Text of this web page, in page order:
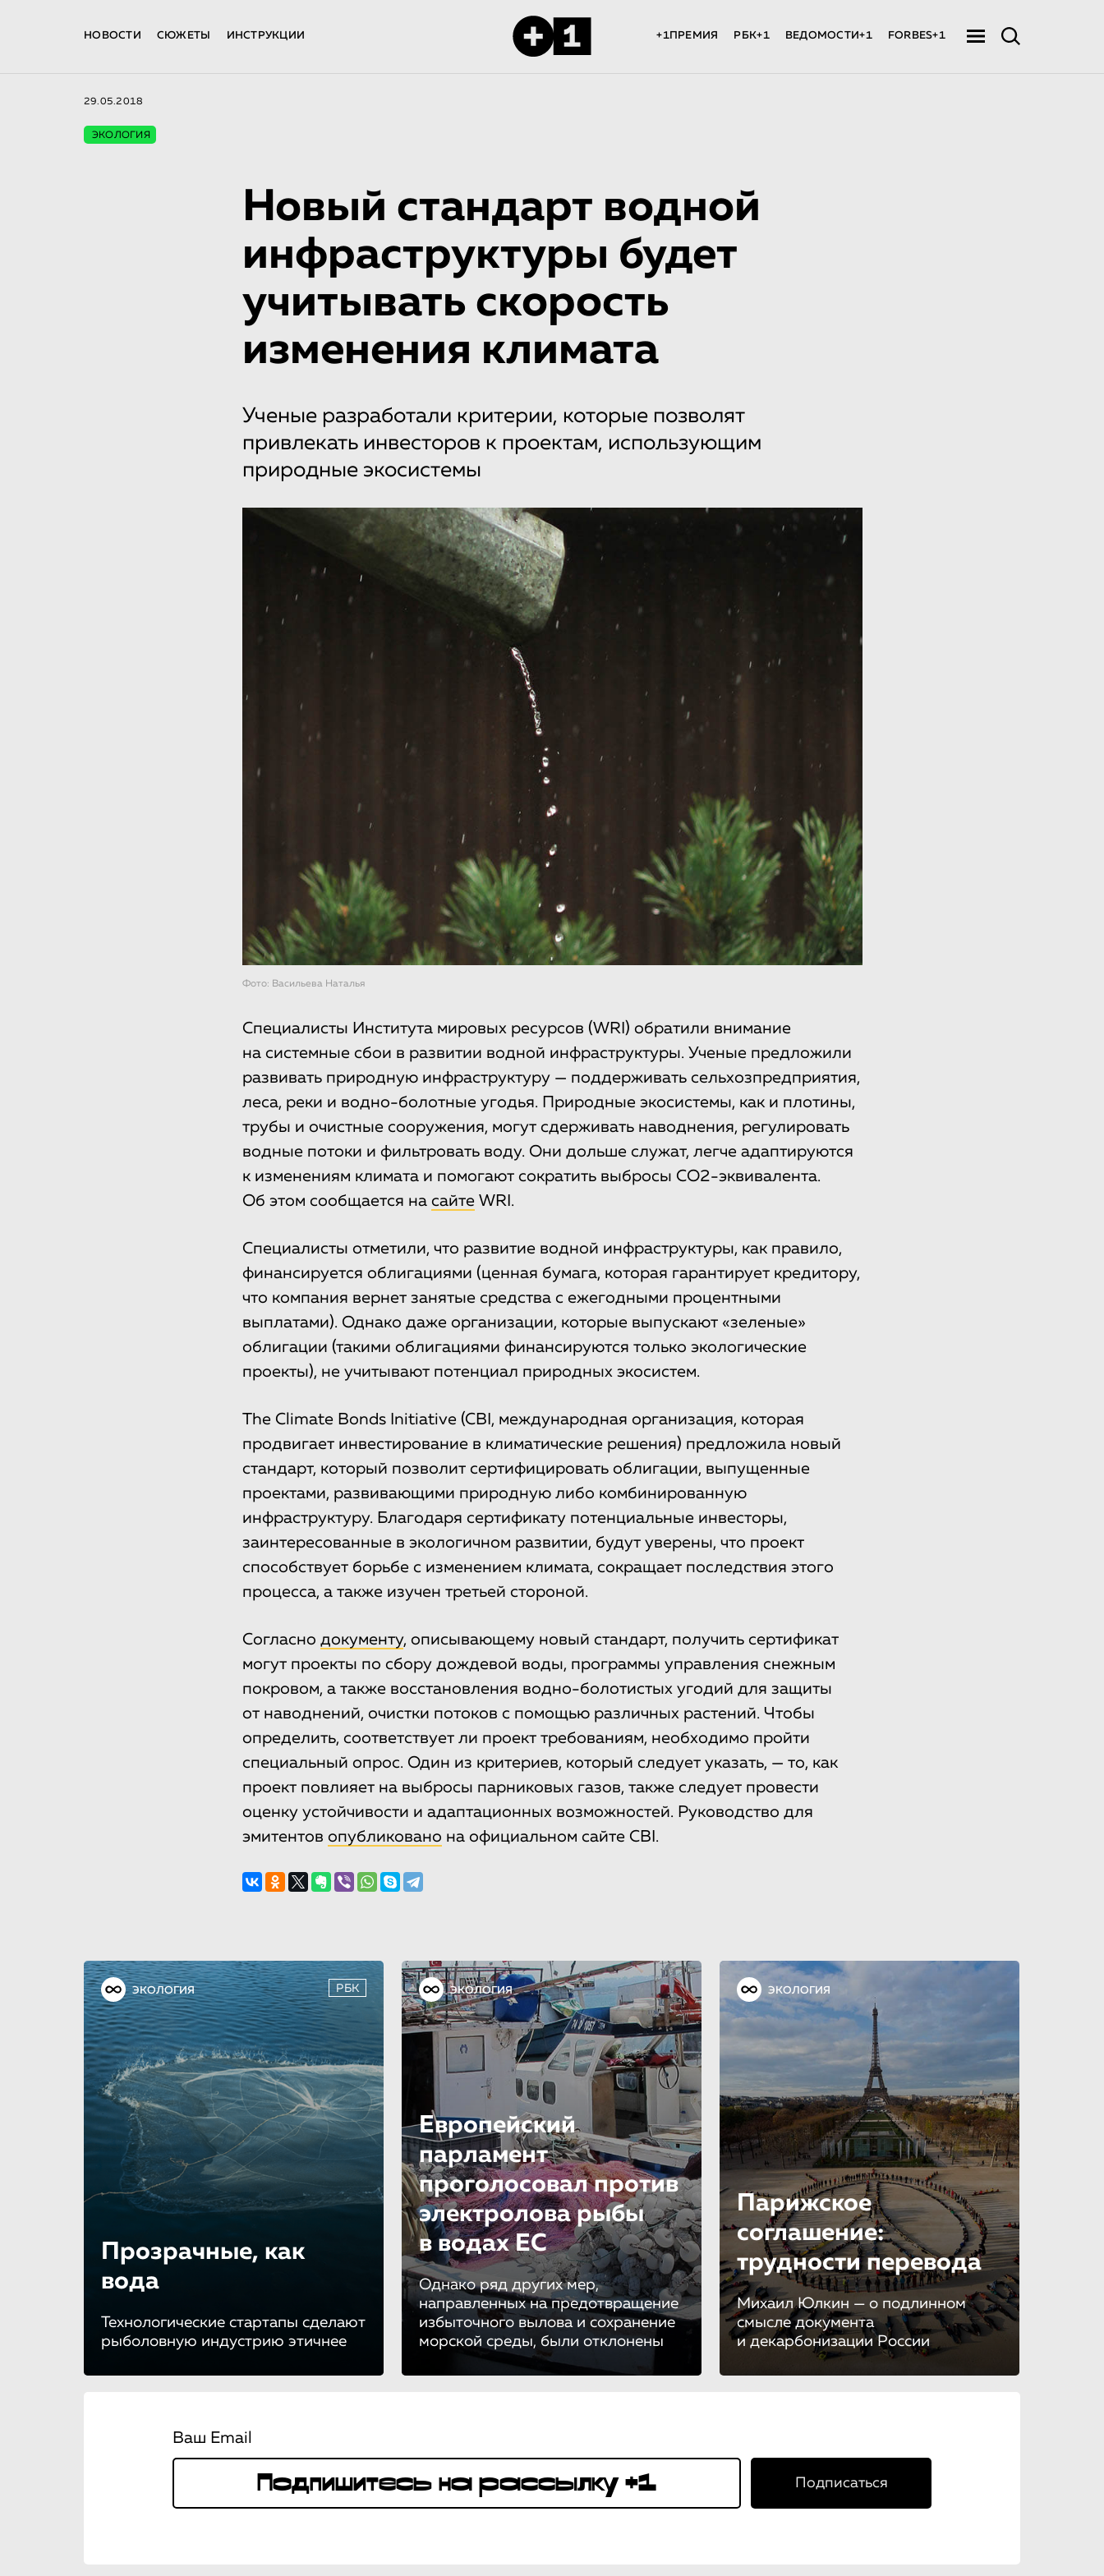
НОВОСТИ СЮЖЕТЫ ИНСТРУКЦИИ +1ПРЕМИЯ РБК+1 ВЕДОМОСТИ+1 FORBES+1
29.05.2018
ЭКОЛОГИЯ
Новый стандарт водной
инфраструкту­ры будет
учитывать скорость
изменения климата
Ученые разработали критерии, которые позволят
привлекать инвесторов к проектам, использующим
природные экосистемы
Фото: Васильева Наталья
Специалисты Института мировых ресурсов (WRI) обратили внимание
на системные сбои в развитии водной инфраструктуры. Ученые предложили
развивать природную инфраструктуру — поддерживать сельхозпредприятия,
леса, реки и водно-болотные угодья. Природные экосистемы, как и плотины,
трубы и очистные сооружения, могут сдерживать наводнения, регулировать
водные потоки и фильтровать воду. Они дольше служат, легче адаптируются
к изменениям климата и помогают сократить выбросы СО2-эквивалента.
Об этом сообщается на сайте WRI.
Специалисты отметили, что развитие водной инфраструктуры, как правило,
финансируется облигациями (ценная бумага, которая гарантирует кредитору,
что компания вернет занятые средства с ежегодными процентными
выплатами). Однако даже организации, которые выпускают «зеленые»
облигации (такими облигациями финансируются только экологические
проекты), не учитывают потенциал природных экосистем.
The Climate Bonds Initiative (CBI, международная организация, которая
продвигает инвестирование в климатические решения) предложила новый
стандарт, который позволит сертифицировать облигации, выпущенные
проектами, развивающими природную либо комбинированную
инфраструктуру. Благодаря сертификату потенциальные инвесторы,
заинтересованные в экологичном развитии, будут уверены, что проект
способствует борьбе с изменением климата, сокращает последствия этого
процесса, а также изучен третьей стороной.
Согласно документу, описывающему новый стандарт, получить сертификат
могут проекты по сбору дождевой воды, программы управления снежным
покровом, а также восстановления водно-болотистых угодий для защиты
от наводнений, очистки потоков с помощью различных растений. Чтобы
определить, соответствует ли проект требованиям, необходимо пройти
специальный опрос. Один из критериев, который следует указать, — то, как
проект повлияет на выбросы парниковых газов, также следует провести
оценку устойчивости и адаптационных возможностей. Руководство для
эмитентов опубликовано на официальном сайте CBI.
ЭКОЛОГИЯ РБК
Прозрачные, как
вода
Технологические стартапы сделают
рыболовную индустрию этичнее
ЭКОЛОГИЯ
Европейский
парламент
проголосовал против
электролова рыбы
в водах ЕС
Однако ряд других мер,
направленных на предотвращение
избыточного вылова и сохранение
морской среды, были отклонены
ЭКОЛОГИЯ
Парижское
соглашение:
трудности перевода
Михаил Юлкин — о подлинном
смысле документа
и декарбонизации России
Ваш Email
Подписаться